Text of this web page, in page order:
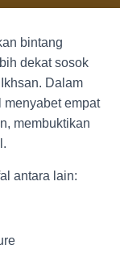
bintang
dekat sosok
Dalam
menyabet empat
membuktikan
antara lain: